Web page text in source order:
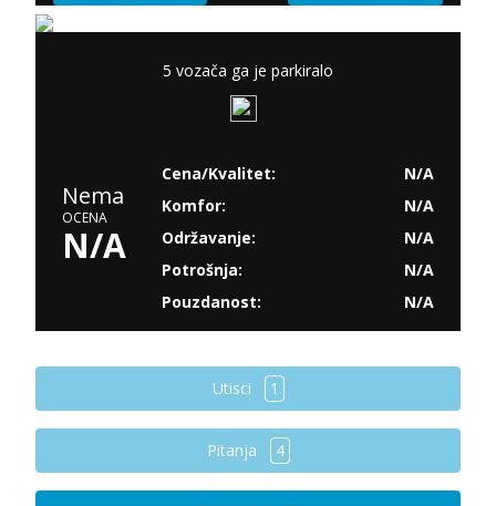
5 vozača ga je parkiralo
Nema
OCENA
N/A
Cena/Kvalitet:
N/A
Komfor:
N/A
Održavanje:
N/A
Potrošnja:
N/A
Pouzdanost:
N/A
Utisci 1
Pitanja 4